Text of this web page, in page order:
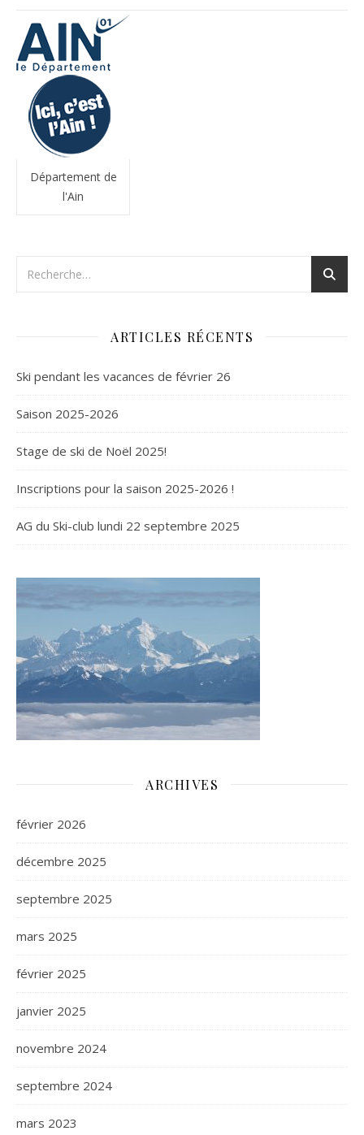
Département de
l'Ain
ARTICLES RÉCENTS
Ski pendant les vacances de février 26
Saison 2025-2026
Stage de ski de Noël 2025!
Inscriptions pour la saison 2025-2026 !
AG du Ski-club lundi 22 septembre 2025
ARCHIVES
février 2026
décembre 2025
septembre 2025
mars 2025
février 2025
janvier 2025
novembre 2024
septembre 2024
mars 2023